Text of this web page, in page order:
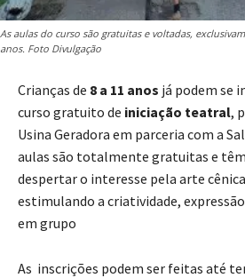
As aulas do curso são gratuitas e voltadas,
anos. Foto Divulgação
Crianças de 8 a 11 anos já podem se
curso gratuito de iniciação teatral,
Usina Geradora em parceria com a
aulas são totalmente gratuitas e
despertar o interesse pela arte
estimulando a criatividade,
em grupo
As inscrições podem ser feitas até